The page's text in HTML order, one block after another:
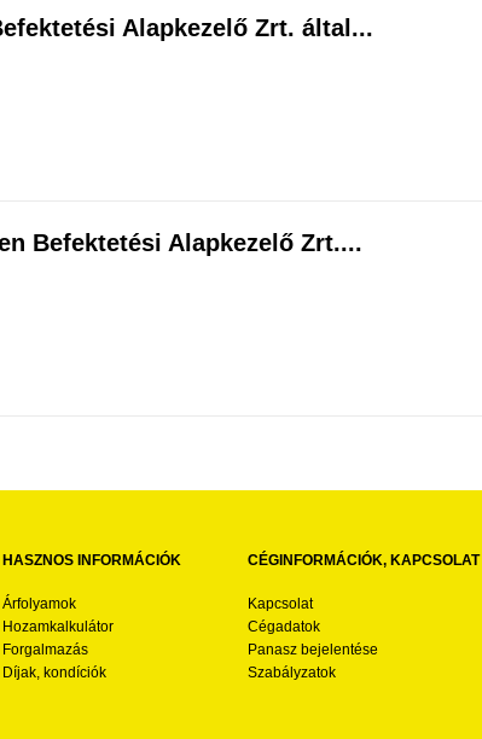
Alapkezelő Zrt. által...
Befektetési Alapkezelő Zrt....
HASZNOS INFORMÁCIÓK
Árfolyamok
Hozamkalkulátor
Forgalmazás
Díjak, kondíciók
CÉGINFORMÁCIÓK, KAPCSOLAT
Kapcsolat
Cégadatok
Panasz bejelentése
Szabályzatok